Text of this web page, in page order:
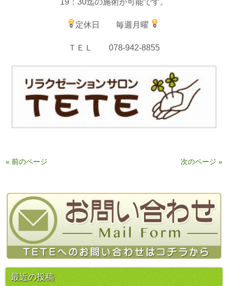
19：30迄の施術が可能です。
定休日 毎週月曜
ＴＥＬ 078-942-8855
« 前のページ 次のページ »
最近の投稿